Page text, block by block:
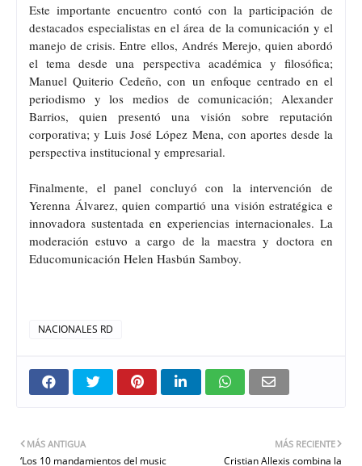
Este importante encuentro contó con la participación de
destacados especialistas en el área de la comunicación y el
manejo de crisis. Entre ellos, Andrés Merejo, quien abordó
el tema desde una perspectiva académica y filosófica;
Manuel Quiterio Cedeño, con un enfoque centrado en el
periodismo y los medios de comunicación; Alexander
Barrios, quien presentó una visión sobre reputación
corporativa; y Luis José López Mena, con aportes desde la
perspectiva institucional y empresarial.
Finalmente, el panel concluyó con la intervención de
Yerenna Álvarez, quien compartió una visión estratégica e
innovadora sustentada en experiencias internacionales. La
moderación estuvo a cargo de la maestra y doctora en
Educomunicación Helen Hasbún Samboy.
NACIONALES RD
MÁS RECIENTE
Cristian Allexis combina la
MÁS ANTIGUA
‘Los 10 mandamientos del music